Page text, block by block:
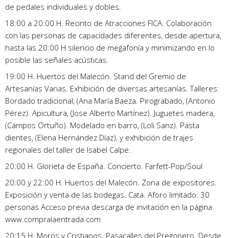
de pedales individuales y dobles.
18:00 a 20:00 H. Recinto de Atracciones FICA. Colaboración
con las personas de capacidades diferentes, desde apertura,
hasta las 20:00 H silencio de megafonía y minimizando en lo
posible las señales acústicas.
19:00 H. Huertos del Malecón. Stand del Gremio de
Artesanías Varias. Exhibición de diversas artesanías. Talleres:
Bordado tradicional, (Ana María Baeza. Pirograbado, (Antonio
Pérez). Apicultura, (Jose Alberto Martínez). Juguetes madera,
(Campos Ortuño). Modelado en barro, (Loli Sanz). Pasta
dientes, (Elena Hernández Díaz), y exhibición de trajes
regionales del taller de Isabel Calpe.
20:00 H. Glorieta de España. Concierto. Farfett-Pop/Soul
20:00 y 22:00 H. Huertos del Malecón. Zona de expositores.
Exposición y venta de las bodegas. Cata. Aforo limitado: 30
personas Acceso previa descarga de invitación en la página
www.compralaentrada.com
20:15 H. Moros y Cristianos. Pasacalles del Pregonero. Desde